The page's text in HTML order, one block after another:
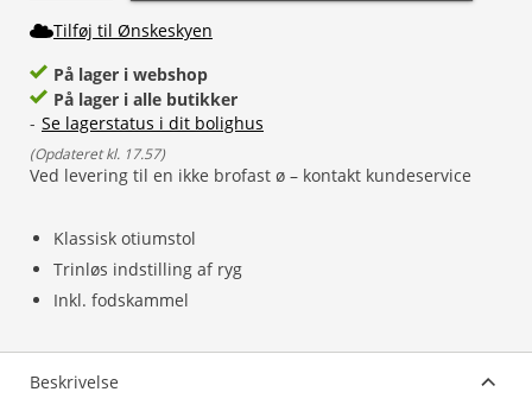
Klassisk otiumstol
Trinløs indstilling af ryg
Inkl. fodskammel
Tilføj til Ønskeskyen
På lager i webshop
På lager i alle butikker
- Se lagerstatus i dit bolighus
(Opdateret kl. 17.57)
Ved levering til en ikke brofast ø – kontakt kundeservice
Beskrivelse